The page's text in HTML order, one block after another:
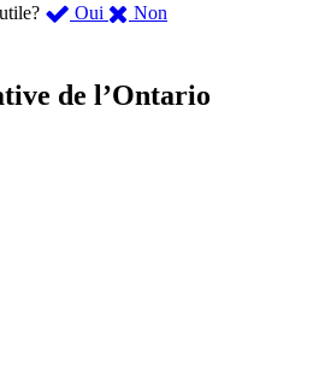
Oui ,
été
Non
m’a
de l’Ontario